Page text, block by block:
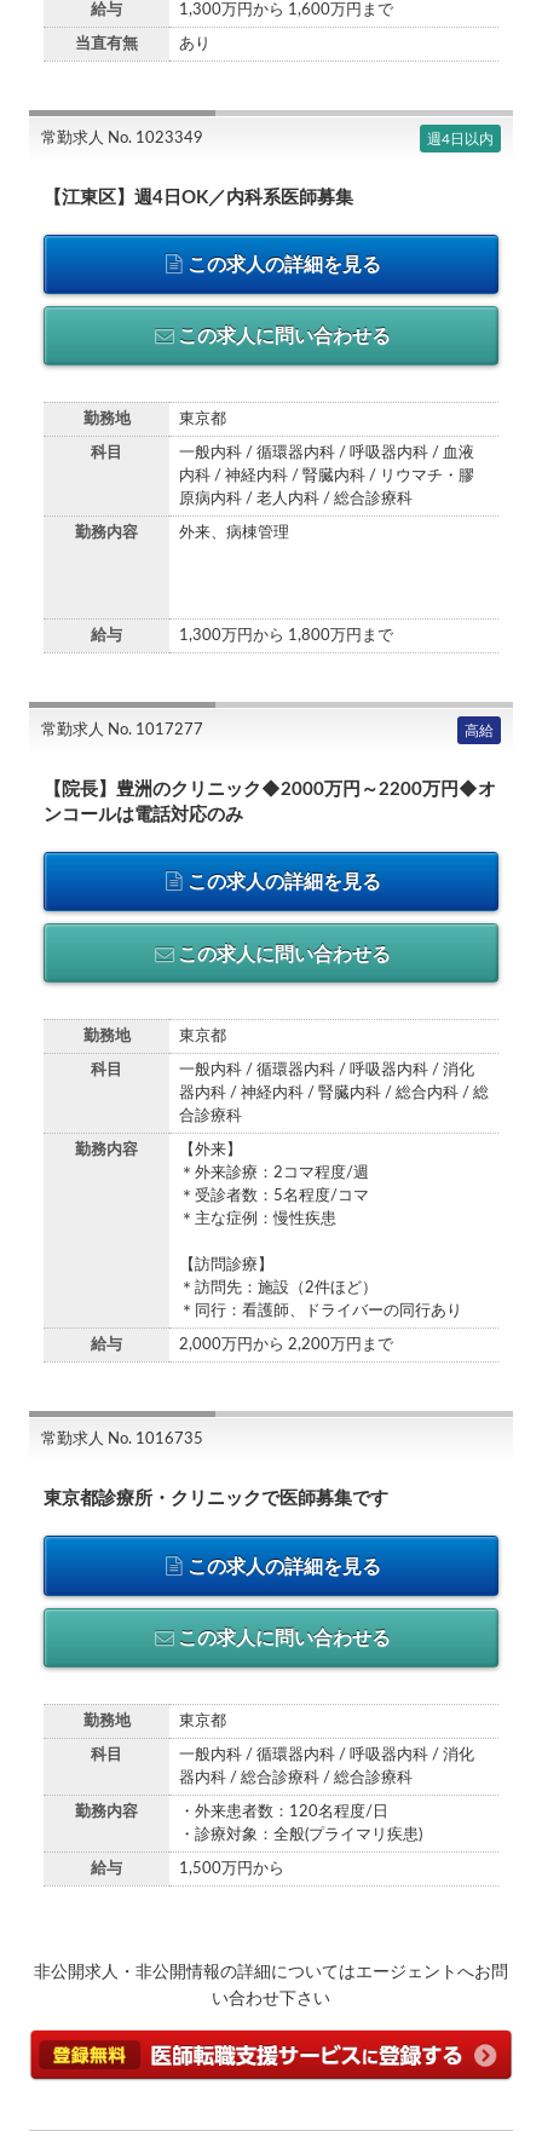
給与 1,300万円から 1,600万円まで
当直有無 あり
常勤求人 No. 1023349 週4日以内
【江東区】週4日OK／内科系医師募集
この求人の詳細を見る
この求人に問い合わせる
勤務地 東京都
科目
一般内科 / 循環器内科 / 呼吸器内科 / 血液
内科 / 神経内科 / 腎臓内科 / リウマチ・膠
原病内科 / 老人内科 / 総合診療科
勤務内容 外来、病棟管理
給与 1,300万円から 1,800万円まで
常勤求人 No. 1017277 高給
【院長】豊洲のクリニック◆2000万円～2200万円◆オ
ンコールは電話対応のみ
この求人の詳細を見る
この求人に問い合わせる
勤務地 東京都
科目
一般内科 / 循環器内科 / 呼吸器内科 / 消化
器内科 / 神経内科 / 腎臓内科 / 総合内科 / 総
合診療科
勤務内容
【外来】
＊外来診療：2コマ程度/週
＊受診者数：5名程度/コマ
＊主な症例：慢性疾患
【訪問診療】
＊訪問先：施設（2件ほど）
＊同行：看護師、ドライバーの同行あり
給与 2,000万円から 2,200万円まで
常勤求人 No. 1016735
東京都診療所・クリニックで医師募集です
この求人の詳細を見る
この求人に問い合わせる
勤務地 東京都
科目
一般内科 / 循環器内科 / 呼吸器内科 / 消化
器内科 / 総合診療科 / 総合診療科
勤務内容
・外来患者数：120名程度/日
・診療対象：全般(プライマリ疾患)
給与 1,500万円から
非公開求人・非公開情報の詳細についてはエージェントへお問
い合わせ下さい